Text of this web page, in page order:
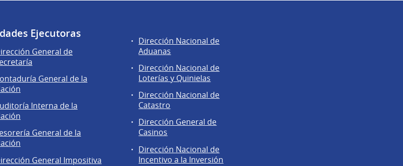
Ejecutoras
General de
General de la
Interna de la
General de la
General Impositiva
Áreas
de
Dirección
General
de
Secretaría
Dirección Nacional de
Aduanas
Dirección Nacional de
Loterías y Quinielas
Dirección Nacional de
Catastro
Dirección General de
Casinos
Dirección Nacional de
Incentivo a la Inversión